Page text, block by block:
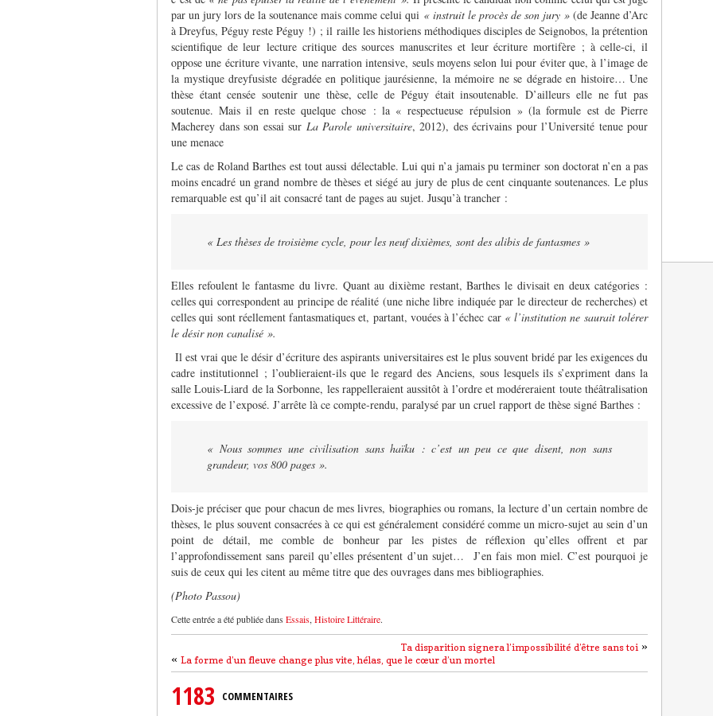
par un jury lors de la soutenance mais comme celui qui « instruit le procès de son jury » (de Jeanne d’Arc
à Dreyfus, Péguy reste Péguy !) ; il raille les historiens méthodiques disciples de Seignobos, la prétention
scientifique de leur lecture critique des sources manuscrites et leur écriture mortifère ; à celle-ci, il
oppose une écriture vivante, une narration intensive, seuls moyens selon lui pour éviter que, à l’image de
la mystique dreyfusiste dégradée en politique jaurésienne, la mémoire ne se dégrade en histoire… Une
thèse étant censée soutenir une thèse, celle de Péguy était insoutenable. D’ailleurs elle ne fut pas
soutenue. Mais il en reste quelque chose : la « respectueuse répulsion » (la formule est de Pierre
Macherey dans son essai sur La Parole universitaire, 2012), des écrivains pour l’Université tenue pour
une menace
Le cas de Roland Barthes est tout aussi délectable. Lui qui n’a jamais pu terminer son doctorat n’en a pas
moins encadré un grand nombre de thèses et siégé au jury de plus de cent cinquante soutenances. Le plus
remarquable est qu’il ait consacré tant de pages au sujet. Jusqu’à trancher :
« Les thèses de troisième cycle, pour les neuf dixièmes, sont des alibis de fantasmes »
Elles refoulent le fantasme du livre. Quant au dixième restant, Barthes le divisait en deux catégories :
celles qui correspondent au principe de réalité (une niche libre indiquée par le directeur de recherches) et
celles qui sont réellement fantasmatiques et, partant, vouées à l’échec car « l’institution ne saurait tolérer
le désir non canalisé ».
Il est vrai que le désir d’écriture des aspirants universitaires est le plus souvent bridé par les exigences du
cadre institutionnel ; l’oublieraient-ils que le regard des Anciens, sous lesquels ils s’expriment dans la
salle Louis-Liard de la Sorbonne, les rappelleraient aussitôt à l’ordre et modéreraient toute théâtralisation
excessive de l’exposé. J’arrête là ce compte-rendu, paralysé par un cruel rapport de thèse signé Barthes :
« Nous sommes une civilisation sans haïku : c’est un peu ce que disent, non sans
grandeur, vos 800 pages ».
Dois-je préciser que pour chacun de mes livres, biographies ou romans, la lecture d’un certain nombre de
thèses, le plus souvent consacrées à ce qui est généralement considéré comme un micro-sujet au sein d’un
point de détail, me comble de bonheur par les pistes de réflexion qu’elles offrent et par
l’approfondissement sans pareil qu’elles présentent d’un sujet… J’en fais mon miel. C’est pourquoi je
suis de ceux qui les citent au même titre que des ouvrages dans mes bibliographies.
(Photo Passou)
Cette entrée a été publiée dans Essais,Histoire Littéraire.
Ta disparition signera l’impossibilité d’être sans toi »
« La forme d’un fleuve change plus vite, hélas, que le cœur d’un mortel
1183 COMMENTAIRES